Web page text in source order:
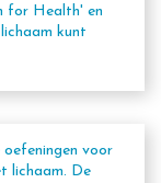
for Health' en
kunt
voor
lichaam. De